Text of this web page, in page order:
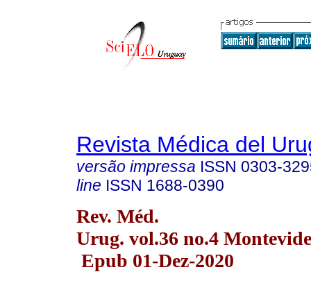
Revista Médica del
versão impressa ISSN 0303-
line ISSN 1688-0390
Rev. Méd.
Urug. vol.36 no.4
Epub 01-Dez-2020